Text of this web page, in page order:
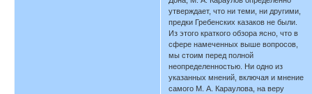
утверждает, что ни теми, ни другими,
предки Гребенских казаков не были.
Из этого краткого обзора ясно, что в
сфере намеченных выше вопросов,
мы стоим перед полной
неопределенностью. Ни одно из
указанных мнений, включая и мнение
самого М. А. Караулова, на веру